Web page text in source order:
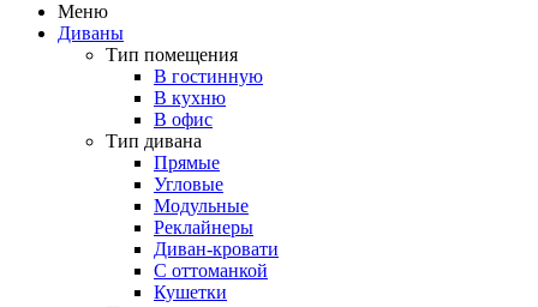
Меню
Диваны
Тип помещения
В гостинную
В кухню
В офис
Тип дивана
Прямые
Угловые
Модульные
Реклайнеры
Диван-кровати
С оттоманкой
Кушетки